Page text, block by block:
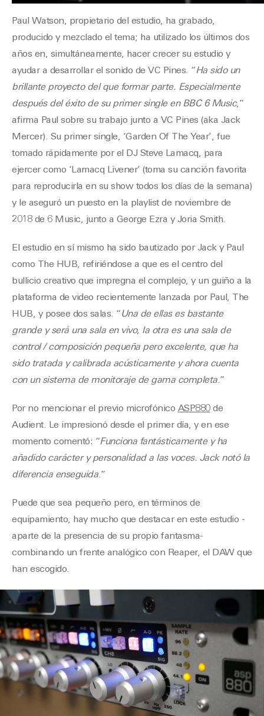
Paul Watson, propietario del estudio, ha grabado,
producido y mezclado el tema; ha utilizado los últimos dos
años en, simultáneamente, hacer crecer su estudio y
ayudar a desarrollar el sonido de VC Pines. “Ha sido un
brillante proyecto del que formar parte. Especialmente
después del éxito de su primer single en BBC 6 Music,”
afirma Paul sobre su trabajo junto a VC Pines (aka Jack
Mercer). Su primer single, ‘Garden Of The Year’, fue
tomado rápidamente por el DJ Steve Lamacq, para
ejercer como ‘Lamacq Livener’ (toma su canción favorita
para reproducirla en su show todos los días de la semana)
y le aseguró un puesto en la playlist de noviembre de
2018 de 6 Music, junto a George Ezra y Joria Smith.
El estudio en sí mismo ha sido bautizado por Jack y Paul
como The HUB, refiriéndose a que es el centro del
bullicio creativo que impregna el complejo, y un guiño a la
plataforma de video recientemente lanzada por Paul, The
HUB, y posee dos salas. “Una de ellas es bastante
grande y será una sala en vivo, la otra es una sala de
control / composición pequeña pero excelente, que ha
sido tratada y calibrada acústicamente y ahora cuenta
con un sistema de monitoraje de gama completa.”
Por no mencionar el previo microfónico ASP880de
Audient. Le impresionó desde el primer día, y en ese
momento comentó: “Funciona fantásticamente y ha
añadido carácter y personalidad a las voces. Jack notó la
diferencia enseguida.”
Puede que sea pequeño pero, en términos de
equipamiento, hay mucho que destacar en este estudio -
aparte de la presencia de su propio fantasma-
combinando un frente analógico con Reaper, el DAW que
han escogido.